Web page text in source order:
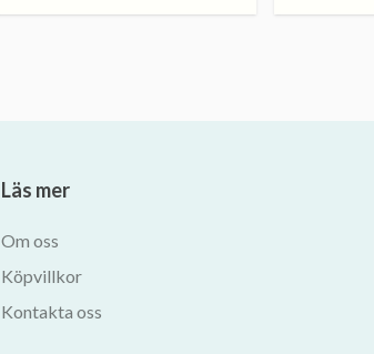
Läs mer
Om oss
Köpvillkor
Kontakta oss